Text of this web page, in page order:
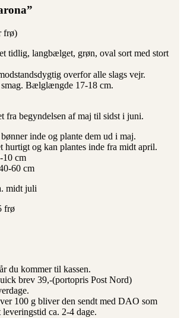
frø)
tidlig, langbælget, grøn, oval sort med stort
overfor alle slags vejr.
smag. Bælglængde 17-18 cm.
fra begyndelsen af maj til sidst i juni.
inde og plante dem ud i maj.
hurtigt og kan plantes inde fra midt april.
10 cm
60 cm
midt juli
frø
du kommer til kassen.
brev 39,-(portopris Post Nord)
100 g bliver den sendt med DAO som
ca. 2-4 dage.